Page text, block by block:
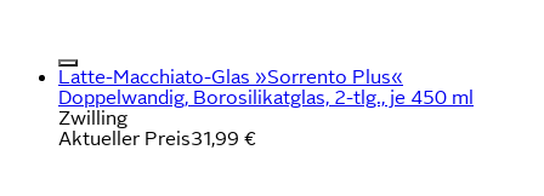
Latte-Macchiato-Glas »Sorrento Plus«
Doppelwandig, Borosilikatglas, 2-tlg., je 450 ml
Zwilling
Aktueller Preis31,99 €